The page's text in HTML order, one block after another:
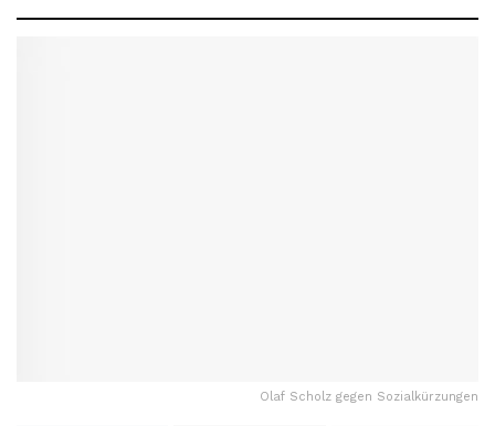
Olaf Scholz gegen Sozialkürzungen